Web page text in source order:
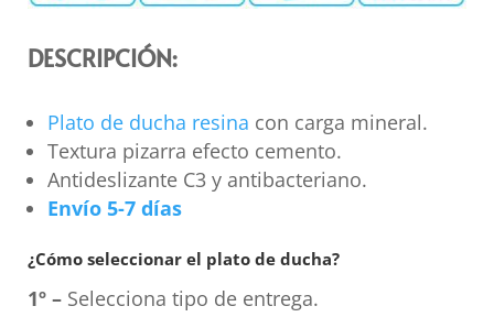
DESCRIPCIÓN:
Plato de ducha resina con carga mineral.
Textura pizarra efecto cemento.
Antideslizante C3 y antibacteriano.
Envío 5-7 días
¿Cómo seleccionar el plato de ducha?
1º –Selecciona tipo de entrega.